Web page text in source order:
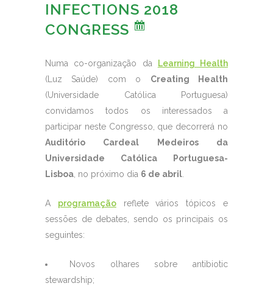
INFECTIONS 2018
CONGRESS
Numa co-organização da
Learning Health
(Luz Saúde) com o Creating Health
(Universidade Católica Portuguesa)
convidamos todos os interessados a
participar neste Congresso, que decorrerá no
Auditório Cardeal Medeiros da
Universidade Católica Portuguesa-
Lisboa , no próximo dia 6 de abril
A programaçãoreflete vários tópicos e
sessões de debates, sendo os principais os
seguintes:
Novos olhares sobre antibiotic
stewardship;